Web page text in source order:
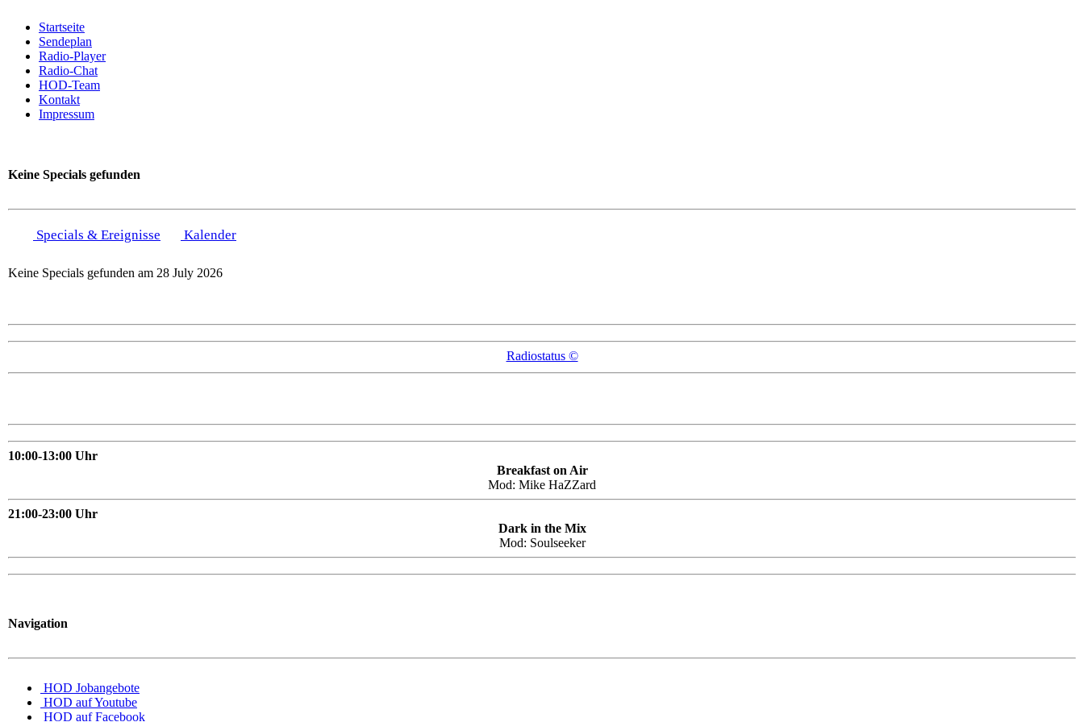
Startseite
Sendeplan
Radio-Player
Radio-Chat
HOD-Team
Kontakt
Impressum
Keine Specials gefunden
Specials & Ereignisse Kalender
Keine Specials gefunden am 28 July 2026
Radiostatus ©
10:00-13:00 Uhr
Breakfast on Air
Mod: Mike HaZZard
21:00-23:00 Uhr
Dark in the Mix
Mod: Soulseeker
Navigation
HOD Jobangebote
HOD auf Youtube
HOD auf Facebook